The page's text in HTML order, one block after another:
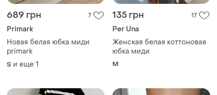
689 грн 7
Primark
Новая белая юбка миди
primark
S и еще 1
135 грн 17
Per Una
Женская белая коттоновая
юбка миди
M